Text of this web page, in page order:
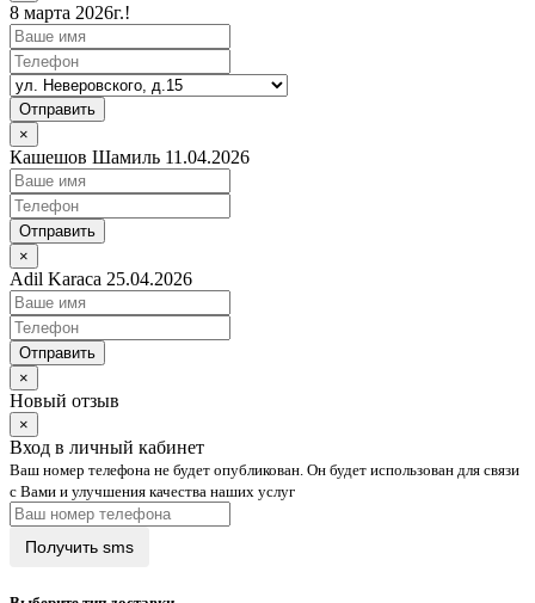
8 марта 2026г.!
Отправить
×
Кашешов Шамиль 11.04.2026
Отправить
×
Adil Karaca 25.04.2026
Отправить
×
Новый отзыв
×
Вход в личный кабинет
Ваш номер телефона не будет опубликован. Он будет использован для связи
с Вами и улучшения качества наших услуг